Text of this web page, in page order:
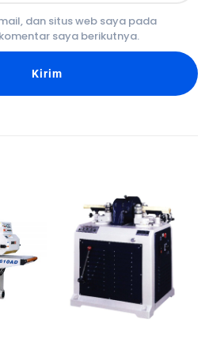
dan situs web saya pada
saya berikutnya.